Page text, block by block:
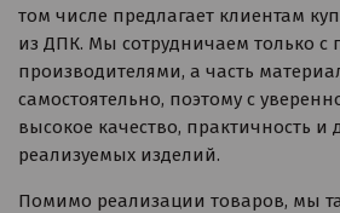
том числе предлагает клиентам
из ДПК. Мы сотрудничаем только
производителями, а часть
самостоятельно, поэтому с
высокое качество, практичность и
реализуемых изделий.
Помимо реализации товаров, мы